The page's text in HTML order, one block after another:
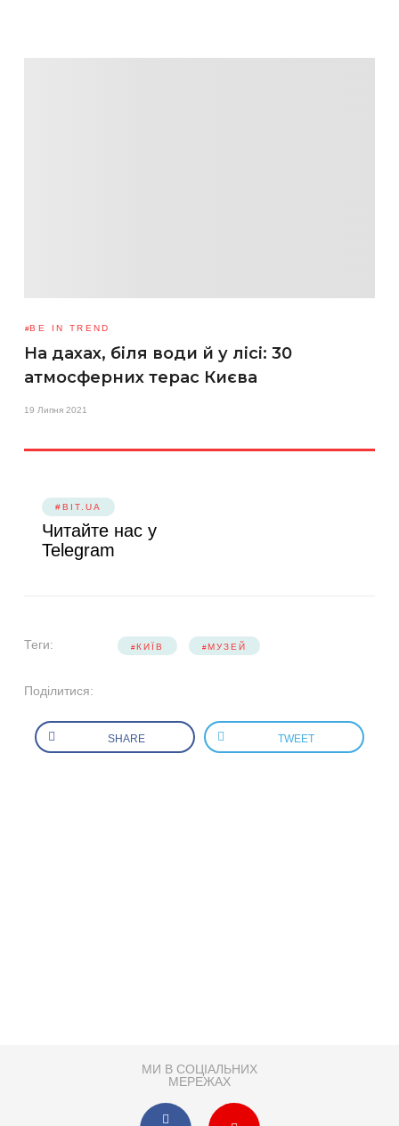
BE IN TREND
На дахах, біля води й у лісі: 30
атмосферних терас Києва
19 Липня 2021
#BIT.UA
Читайте нас у
Telegram
Теги: КИЇВ МУЗЕЙ
Поділитися:
SHARE TWEET
МИ В СОЦІАЛЬНИХ
МЕРЕЖАХ